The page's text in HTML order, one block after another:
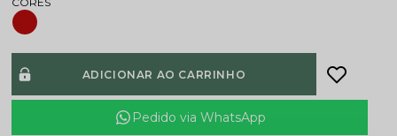
ADICIONAR AO CARRINHO
Pedido via WhatsApp